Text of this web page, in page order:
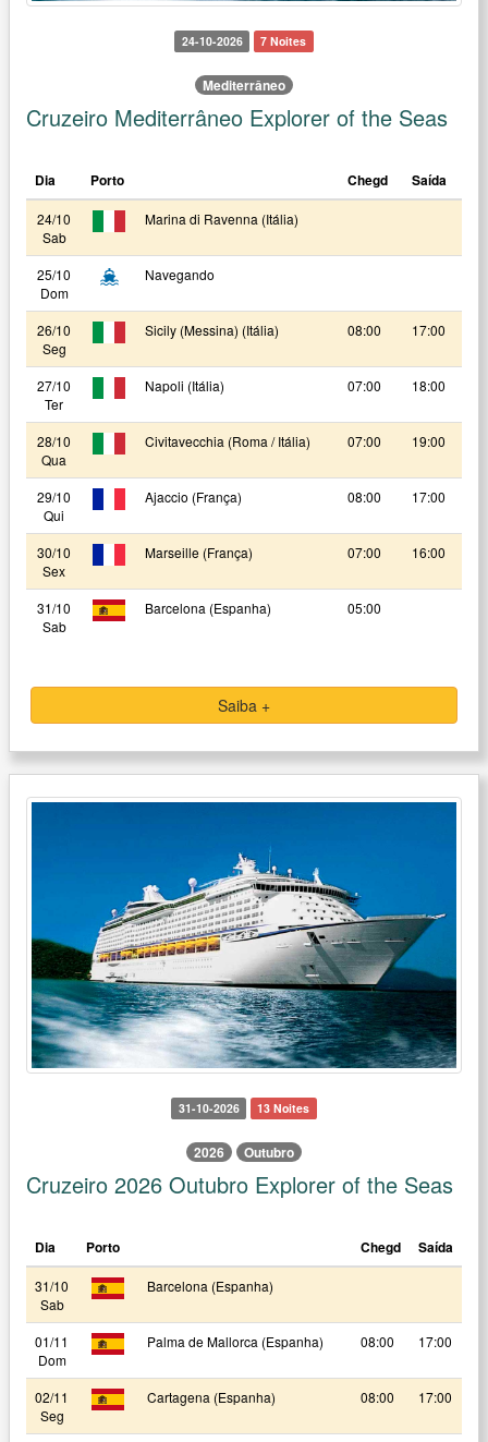
24-10-2026 7 Noites
Mediterrâneo
Cruzeiro Mediterrâneo Explorer of the Seas
Dia Porto Chegd Saída
24/10
Sab
Marina di Ravenna (Itália)
25/10
Dom
Navegando
26/10
Seg
Sicily (Messina) (Itália) 08:00 17:00
27/10
Ter
Napoli (Itália) 07:00 18:00
28/10
Qua
Civitavecchia (Roma / Itália) 07:00 19:00
29/10
Qui
Ajaccio (França) 08:00 17:00
30/10
Sex
Marseille (França) 07:00 16:00
31/10
Sab
Barcelona (Espanha) 05:00
Saiba +
31-10-2026 13 Noites
2026 Outubro
Cruzeiro 2026 Outubro Explorer of the Seas
Dia Porto Chegd Saída
31/10
Sab
Barcelona (Espanha)
01/11
Dom
Palma de Mallorca (Espanha) 08:00 17:00
02/11
Seg
Cartagena (Espanha) 08:00 17:00